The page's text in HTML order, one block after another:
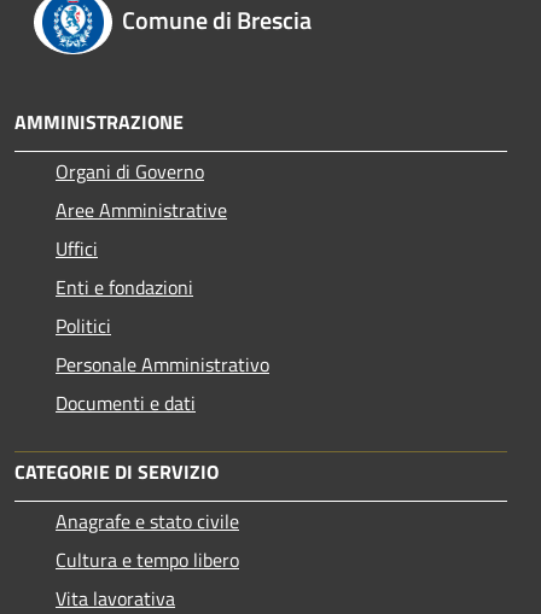
Comune di Brescia
AMMINISTRAZIONE
Organi di Governo
Aree Amministrative
Uffici
Enti e fondazioni
Politici
Personale Amministrativo
Documenti e dati
CATEGORIE DI SERVIZIO
Anagrafe e stato civile
Cultura e tempo libero
Vita lavorativa